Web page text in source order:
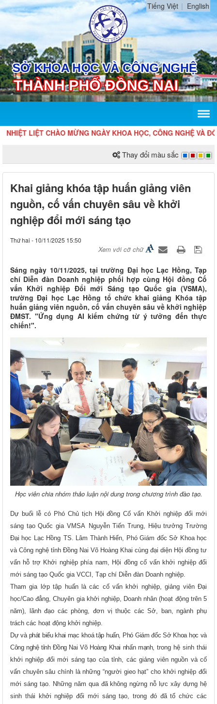
Tiếng Việt English
LIỆT CHÀO MỪNG NGÀY KHOA HỌC, CÔNG NGHỆ VÀ ĐỔI
Thay đổi màu sắc
Khai giảng khóa tập huấn giảng viên
nguồn, cố vấn chuyên sâu về khởi
nghiệp đổi mới sáng tạo
Thứ hai - 10/11/2025 15:50
Xem với cỡ chữ
Sáng ngày 10/11/2025, tại trường Đại học Lạc Hồng, Tạp
chí Diễn đàn Doanh nghiệp phối hợp cùng Hội đồng Cố
vấn Khởi nghiệp Đổi mới Sáng tạo Quốc gia (VSMA),
trường Đại học Lạc Hồng tổ chức khai giảng Khóa tập
huấn giảng viên nguồn, cố vấn chuyên sâu về khởi nghiệp
ĐMST. "Ứng dụng AI kiểm chứng từ ý tưởng đến thực
chiến!".
Học viên chia nhóm thảo luận nội dung trong chương trình đào tạo.
Dự buổi lễ có Phó Chủ tịch Hội đồng Cố vấn Khởi nghiệp đổi mới
sáng tạo Quốc gia VMSA
Nguyễn Tiến Trung, Hiệu trưởng Trường
Đại học Lạc Hồng TS. Lâm Thành Hiển, Phó Giám đốc Sở Khoa học
và Công nghệ tỉnh Đồng Nai Võ Hoàng Khai cùng đại diện Hội đồng tư
vấn hỗ trợ Khởi nghiệp phía nam, Hội đồng cố vấn khởi nghiệp đổi
mới sáng tạo Quốc gia VCCI, Tạp chí Diễn đàn Doanh nghiệp.
Tham gia lớp tập huấn là các cố vấn khởi nghiệp,giảng viên Đại
học/Cao đẳng, Chuyên gia khởi nghiệp, Doanh nhân (hoạt động trên 5
năm),
ãnh đạo các phòng, đơn vị thuộc các Sở, ban, ngành phụ
trách các hoạt động khởi nghiệp.
Dự và phát biểu khai mạc khoá tập huấn, Phó Giám đốc Sở Khoa học và
Công nghệ tỉnh Đồng Nai Võ Hoàng Khai nhấn mạnh, trong hệ sinh thái
khởi nghiệp đổi mới sáng tạo của tỉnh, các giảng viên nguồn và cố
vấn chuyên sâu chính là những “người gieo hạt” cho khởi nghiệp đổi
mới sáng tạo. Những năm qua đã không ngừng nỗ lực xây dựng hệ
sinh thái khởi nghiệp đổi mới sáng tạo, trong đó đã tổ chức các